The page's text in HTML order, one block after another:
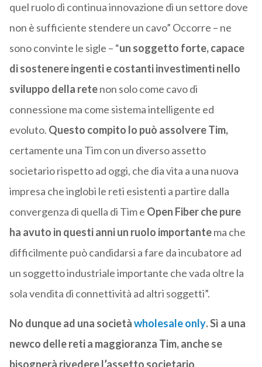
quel ruolo di continua innovazione di un settore dove
non è sufficiente stendere un cavo” Occorre – ne
sono convinte le sigle – “un soggetto forte, capace
di sostenere ingenti e costanti investimenti nello
sviluppo della retenon solo come cavo di
connessione ma come sistema intelligente ed
evoluto. Questo compito lo può assolvere Tim,
certamente una Tim con un diverso assetto
societario rispetto ad oggi, che dia vita a una nuova
impresa che inglobi le reti esistenti a partire dalla
convergenza di quella di Tim e Open Fiber che pure
ha avuto in questi anni un ruolo importantema che
difficilmente può candidarsi a fare da incubatore ad
un soggetto industriale importante che vada oltre la
sola vendita di connettività ad altri soggetti”.
No dunque ad una societàwholesale only. Sì a una
newco delle reti a maggioranza Tim, anche se
bisognerà rivedere l’assetto societario